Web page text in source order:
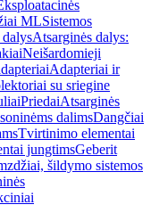
MLSistemos
dalysAtsarginės dalys:
Neišardomieji
Adapteriai ir
su sriegine
PriedaiAtsarginės
dalimsDangčiai
Tvirtinimo elementai
jungtimsGeberit
šildymo sistemos